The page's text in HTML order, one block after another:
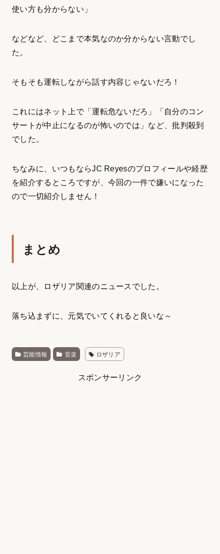
使い方も分からない」
などなど、どこまで本気なのか分からない言動でし
た。
そもそも運転しながら話す内容じゃないだろ！
これにはネット上で「運転危ないだろ」「自分のコン
サートが中止になるのが怖いのでは」など、批判殺到
でした。
ちなみに、いつもならJC Reyesのプロフィールや経歴
を紹介するところですが、今回の一件で嫌いになった
ので一切紹介しません！
まとめ
以上が、ロザリア関連のニュースでした。
落ち込まずに、元気でいてくれると良いな～
芸能情報 音楽 ロザリア
スポンサーリンク